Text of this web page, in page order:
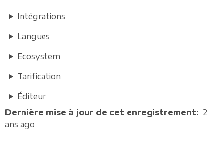
Intégrations
Langues
Ecosystem
Tarification
Éditeur
Dernière mise à jour de cet enregistrement
2
ans ago